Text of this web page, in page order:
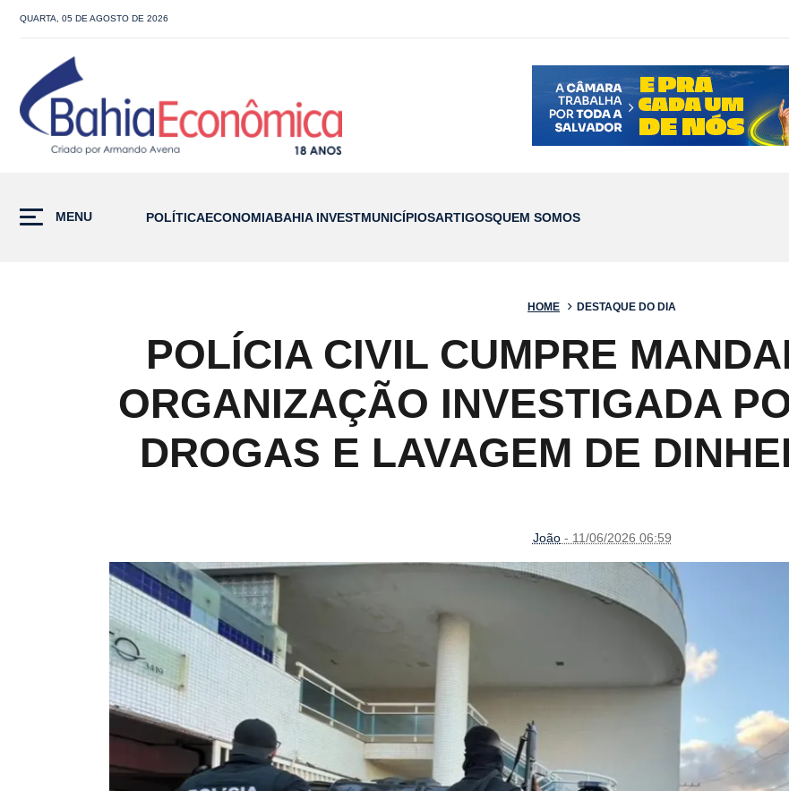
QUARTA, 05 DE AGOSTO DE 2026
MENU POLÍTICAECONOMIABAHIA INVESTMUNICÍPIOSARTIGOSQUEM SOMOS
HOME DESTAQUE DO DIA
POLÍCIA CIVIL CUMPRE
ORGANIZAÇÃO INVESTIGADA
DROGAS E LAVAGEM DE
João- 11/06/2026 06:59